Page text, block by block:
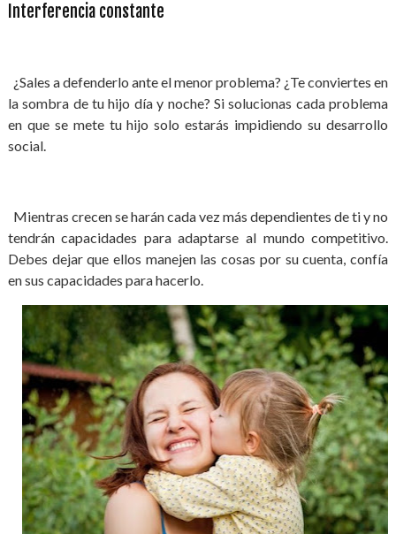
Interferencia constante
¿Sales a defenderlo ante el menor problema? ¿Te conviertes en
la sombra de tu hijo día y noche? Si solucionas cada problema
en que se mete tu hijo solo estarás impidiendo su desarrollo
social.
Mientras crecen se harán cada vez más dependientes de ti y no
tendrán capacidades para adaptarse al mundo competitivo.
Debes dejar que ellos manejen las cosas por su cuenta, confía
en sus capacidades para hacerlo.